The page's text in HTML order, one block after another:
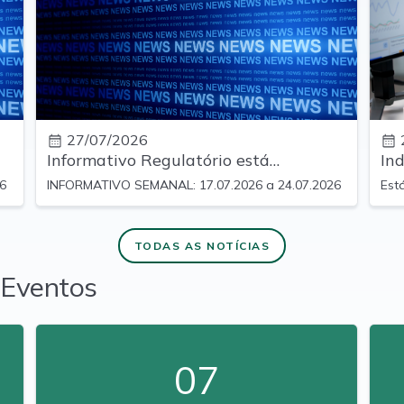
27/07/2026
Informativo Regulatório está
disponível!
INFORMATIVO SEMANAL: 17.07.2026 a 24.07.2026
TODAS AS NOTÍCIAS
Eventos
07